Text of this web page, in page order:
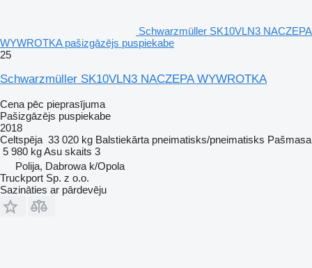
Schwarzmüller SK10VLN3 NACZEPA
WYWROTKA pašizgāzējs puspiekabe
25
Schwarzmüller SK10VLN3 NACZEPA WYWROTKA
Cena pēc pieprasījuma
Pašizgāzējs puspiekabe
2018
Celtspēja 33 020 kg Balstiekārta pneimatisks/pneimatisks Pašmasa
5 980 kgAsu skaits 3
Polija, Dabrowa k/Opola
Truckport Sp. z o.o.
Sazināties ar pārdevēju